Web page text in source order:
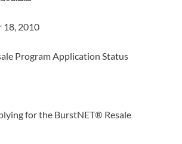
18, 2010
Program Application Status
for the BurstNET® Resale